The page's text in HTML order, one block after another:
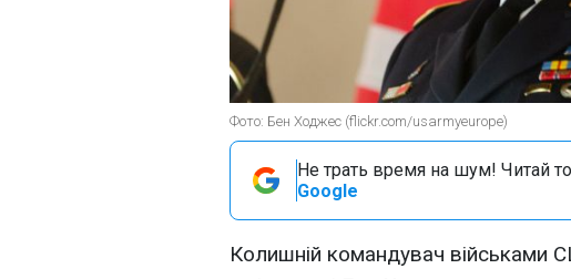
Фото: Бен Ходжес (flickr.com/usarmyeurope)
Не трать время на шум! Читай
Google
Колишній командувач військами